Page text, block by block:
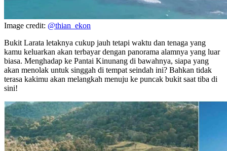
Image credit: @thian_ekon
Bukit Larata letaknya cukup jauh tetapi waktu dan tenaga yang
kamu keluarkan akan terbayar dengan panorama alamnya yang luar
biasa. Menghadap ke Pantai Kinunang di bawahnya, siapa yang
akan menolak untuk singgah di tempat seindah ini? Bahkan tidak
terasa kakimu akan melangkah menuju ke puncak bukit saat tiba di
sini!